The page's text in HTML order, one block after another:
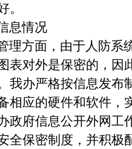
。
息情况
理方面，由于人防系
表对外是保密的，因
我办严格按信息发布
相应的硬件和软件，
政府信息公开外网工
全保密制度，并积极